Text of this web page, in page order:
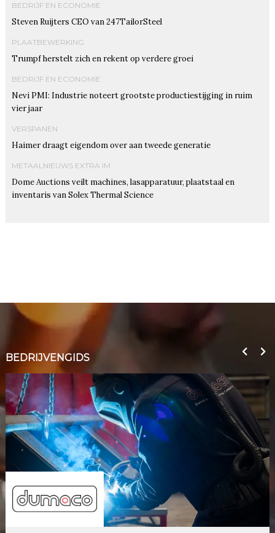
BEDRIJF EN ECONOMIE
Steven Ruijters CEO van 247TailorSteel
PLAATBEWERKING
Trumpf herstelt zich en rekent op verdere groei
BEDRIJF EN ECONOMIE
Nevi PMI: Industrie noteert grootste productiestijging in ruim
vier jaar
VERSPANEN
Haimer draagt eigendom over aan tweede generatie
METAALNIEUWS EXTRA IM
Dome Auctions veilt machines, lasapparatuur, plaatstaal en
inventaris van Solex Thermal Science
BEDRIJVENGIDS